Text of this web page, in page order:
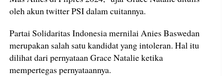
oleh akun twitter PSI dalam cuitannya.
Partai Solidaritas Indonesia mernilai Anies Baswedan
merupakan salah satu kandidat yang intoleran. Hal itu
dilihat dari pernyataan Grace Natalie ketika
mempertegas pernyataannya.